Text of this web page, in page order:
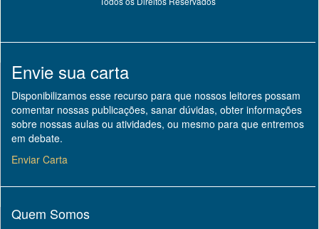
Envie sua carta
Disponibilizamos esse recurso para que nossos leitores possam
comentar nossas publicações, sanar dúvidas, obter informações
sobre nossas aulas ou atividades, ou mesmo para que entremos
em debate.
Enviar Carta
Quem Somos